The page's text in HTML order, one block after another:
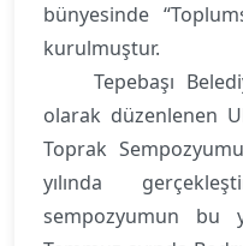
bünyesinde
kurulmuştur.
Tepebaşı
olarak düzenlenen
Toprak
yılında
sempozyumun bu